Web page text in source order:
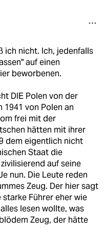
ich nicht. Ich, jedenfalls
auf einen
beworbenen.
DIE Polen von der
von Polen an
frei mit der
hätten mit ihrer
dem eigentlich nicht
Staat die
auf seine
nun. Die Leute reden
Zeug. Der hier sagt
Führer eher wie
lesen wollte, was
Zeug, der hätte